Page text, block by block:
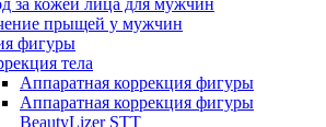
за кожей лица для мужчин
прыщей у мужчин
фигуры
тела
Аппаратная коррекция фигуры
Аппаратная коррекция фигуры
BeautyLizer STT